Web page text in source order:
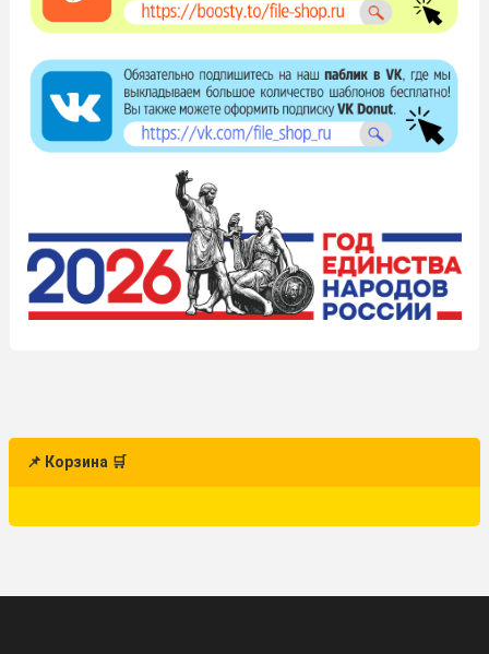
📌 Корзина 🛒